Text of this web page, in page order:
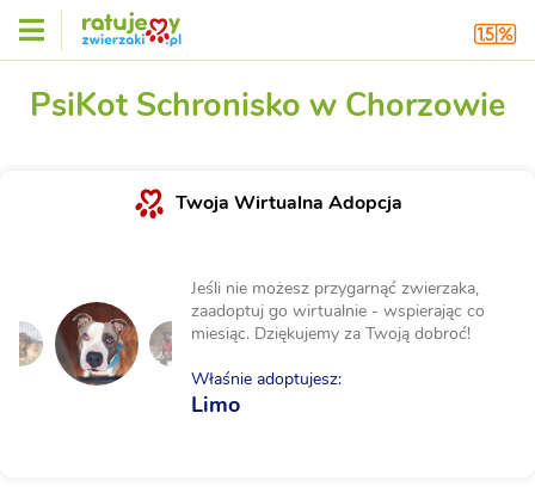
PsiKot Schronisko w Chorzowie
Twoja Wirtualna Adopcja
Jeśli nie możesz przygarnąć zwierzaka,
zaadoptuj go wirtualnie - wspierając co
miesiąc. Dziękujemy za Twoją dobroć!
Właśnie adoptujesz:
Limo